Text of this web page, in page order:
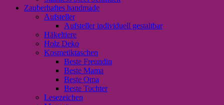
Zauberhaftes handmade
Aufsteller
Aufsteller individuell gestaltbar
Häkeltiere
Holz Deko
Kosmetiktaschen
Beste Freundin
Beste Mama
Beste Oma
Beste Tochter
Lesezeichen